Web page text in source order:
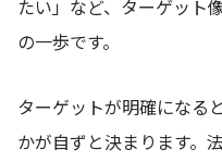
たい」など、ターゲット
の一歩です。
ターゲットが明確になる
かが自ずと決まります。